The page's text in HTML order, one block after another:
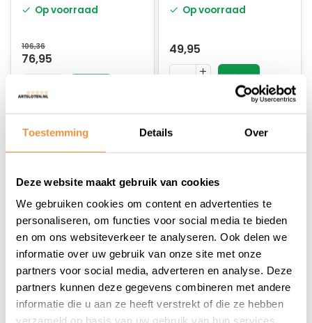
Toestemming Details Over
Deze website maakt gebruik van cookies
We gebruiken cookies om content en advertenties te
personaliseren, om functies voor social media te bieden
en om ons websiteverkeer te analyseren. Ook delen we
informatie over uw gebruik van onze site met onze
partners voor social media, adverteren en analyse. Deze
partners kunnen deze gegevens combineren met andere
informatie die u aan ze heeft verstrekt of die ze hebben
verzameld op basis van uw gebruik van hun services.
Op voorraad
106,36
76,95
Op voorraad
49,95
(0)
Koplamp Past op
AGM/New Flash/Pico
Op voorraad
(0)
Koplampunit Agm
origineel rechthoek
agm VX50s, BTC Riva
Sport
Op voorraad